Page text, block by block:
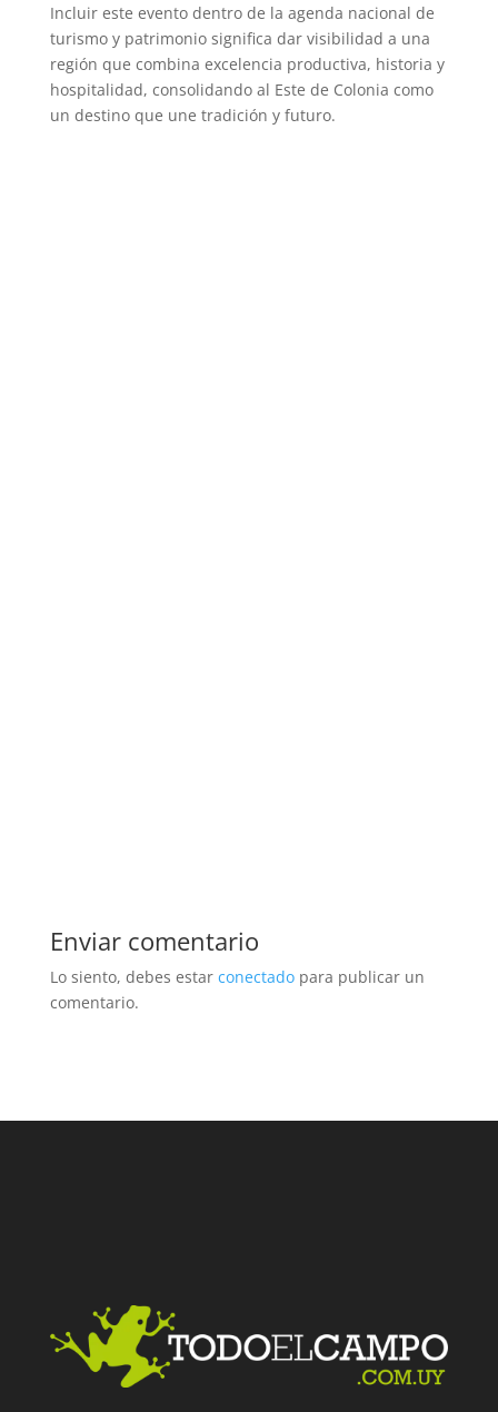
Incluir este evento dentro de la agenda nacional de
turismo y patrimonio significa dar visibilidad a una
región que combina excelencia productiva, historia y
hospitalidad, consolidando al Este de Colonia como
un destino que une tradición y futuro.
Enviar comentario
Lo siento, debes estar conectadopara publicar un
comentario.
Facebook